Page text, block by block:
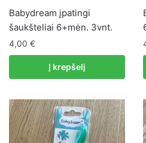
Babydream įpatingi
šaukšteliai 6+mėn. 3vnt.
4,00 €
Į krepšelį